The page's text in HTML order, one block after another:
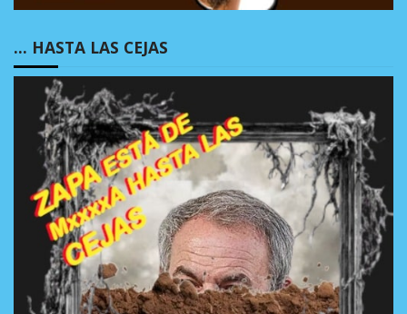
… HASTA LAS CEJAS